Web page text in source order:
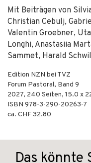
Mit Beiträgen von
Christian Cebulj,
Valentin Groebner,
Longhi, Anastasiia
Sammet, Harald
Edition NZN bei TVZ
Forum Pastoral, Band 9
2027, 240 Seiten, 15.0 x
ISBN 978-3-290-20263-7
ca. CHF 32.80
Das könnte